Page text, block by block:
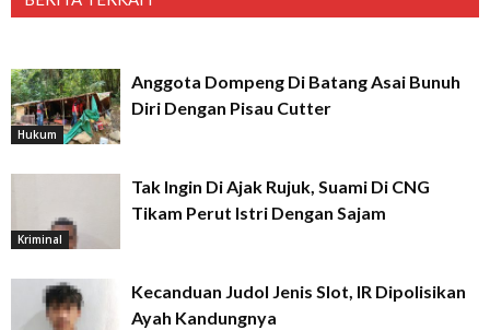
Hukum
Anggota Dompeng Di Batang Asai Bunuh
Diri Dengan Pisau Cutter
Kriminal
Tak Ingin Di Ajak Rujuk, Suami Di CNG
Tikam Perut Istri Dengan Sajam
Kecanduan Judol Jenis Slot, IR Dipolisikan
Ayah Kandungnya